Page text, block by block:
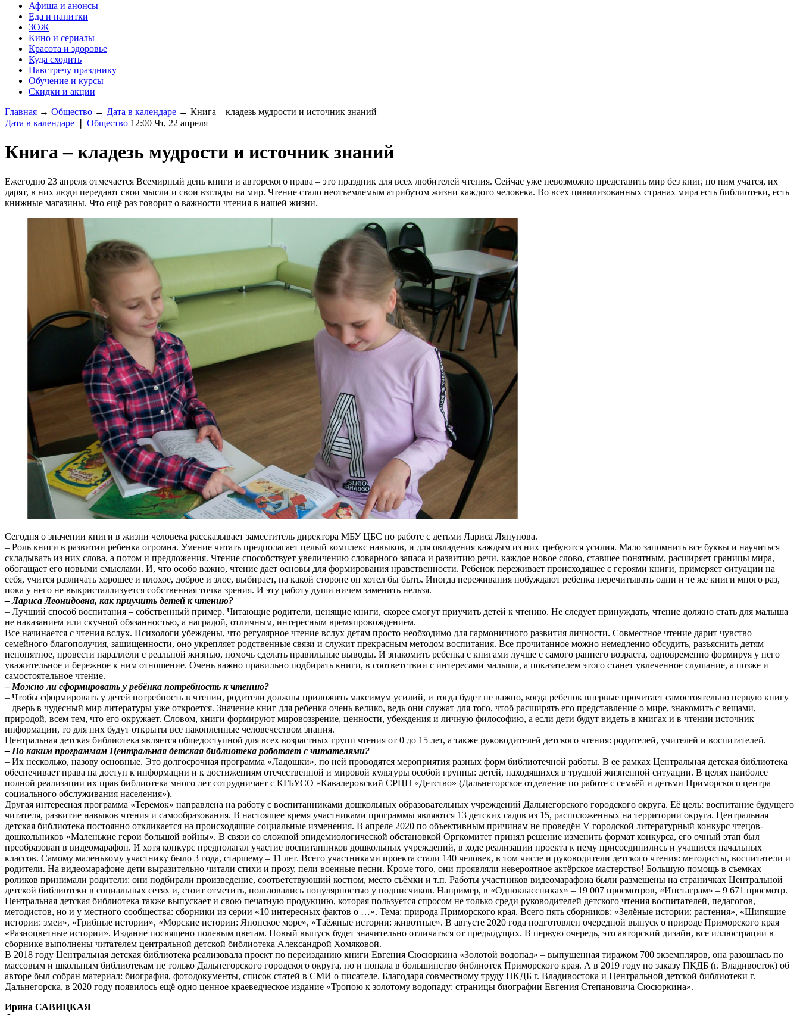
Афиша и анонсы
Еда и напитки
ЗОЖ
Кино и сериалы
Красота и здоровье
Куда сходить
Навстречу празднику
Обучение и курсы
Скидки и акции
Главная → Общество → Дата в календаре → Книга – кладезь мудрости и источник знаний
Дата в календаре
Общество 12:00 Чт, 22 апреля
Книга – кладезь мудрости и источник знаний
Ежегодно 23 апреля отмечается Всемирный день книги и авторского права – это праздник для всех любителей чтения. Сейчас уже невозможно представить мир без книг, по ним учатся, их
дарят, в них люди передают свои мысли и свои взгляды на мир. Чтение стало неотъемлемым атрибутом жизни каждого человека. Во всех цивилизованных странах мира есть библиотеки, есть
книжные магазины. Что ещё раз говорит о важности чтения в нашей жизни.
Сегодня о значении книги в жизни человека рассказывает заместитель директора МБУ ЦБС по работе с детьми Лариса Ляпунова.
– Роль книги в развитии ребенка огромна. Умение читать предполагает целый комплекс навыков, и для овладения каждым из них требуются усилия. Мало запомнить все буквы и научиться
складывать из них слова, а потом и предложения. Чтение способствует увеличению словарного запаса и развитию речи, каждое новое слово, ставшее понятным, расширяет границы мира,
обогащает его новыми смыслами. И, что особо важно, чтение дает основы для формирования нравственности. Ребенок переживает происходящее с героями книги, примеряет ситуации на
себя, учится различать хорошее и плохое, доброе и злое, выбирает, на какой стороне он хотел бы быть. Иногда переживания побуждают ребенка перечитывать одни и те же книги много раз,
пока у него не выкристаллизуется собственная точка зрения. И эту работу души ничем заменить нельзя.
– Лариса Леонидовна, как приучить детей к чтению?
– Лучший способ воспитания – собственный пример. Читающие родители, ценящие книги, скорее смогут приучить детей к чтению. Не следует принуждать, чтение должно стать для малыша
не наказанием или скучной обязанностью, а наградой, отличным, интересным времяпровождением.
Все начинается с чтения вслух. Психологи убеждены, что регулярное чтение вслух детям просто необходимо для гармоничного развития личности. Совместное чтение дарит чувство
семейного благополучия, защищенности, оно укрепляет родственные связи и служит прекрасным методом воспитания. Все прочитанное можно немедленно обсудить, разъяснить детям
непонятное, провести параллели с реальной жизнью, помочь сделать правильные выводы. И знакомить ребенка с книгами лучше с самого раннего возраста, одновременно формируя у него
уважительное и бережное к ним отношение. Очень важно правильно подбирать книги, в соответствии с интересами малыша, а показателем этого станет увлеченное слушание, а позже и
самостоятельное чтение.
– Можно ли сформировать у ребёнка потребность к чтению?
– Чтобы сформировать у детей потребность в чтении, родители должны приложить максимум усилий, и тогда будет не важно, когда ребенок впервые прочитает самостоятельно первую книгу
– дверь в чудесный мир литературы уже откроется. Значение книг для ребенка очень велико, ведь они служат для того, чтоб расширять его представление о мире, знакомить с вещами,
природой, всем тем, что его окружает. Словом, книги формируют мировоззрение, ценности, убеждения и личную философию, а если дети будут видеть в книгах и в чтении источник
информации, то для них будут открыты все накопленные человечеством знания.
Центральная детская библиотека является общедоступной для всех возрастных групп чтения от 0 до 15 лет, а также руководителей детского чтения: родителей, учителей и воспитателей.
– По каким программам Центральная детская библиотека работает с читателями?
– Их несколько, назову основные. Это долгосрочная программа «Ладошки», по ней проводятся мероприятия разных форм библиотечной работы. В ее рамках Центральная детская библиотека
обеспечивает права на доступ к информации и к достижениям отечественной и мировой культуры особой группы: детей, находящихся в трудной жизненной ситуации. В целях наиболее
полной реализации их прав библиотека много лет сотрудничает с КГБУСО «Кавалеровский СРЦН «Детство» (Дальнегорское отделение по работе с семьёй и детьми Приморского центра
социального обслуживания населения»).
Другая интересная программа «Теремок» направлена на работу с воспитанниками дошкольных образовательных учреждений Дальнегорского городского округа. Её цель: воспитание будущего
читателя, развитие навыков чтения и самообразования. В настоящее время участниками программы являются 13 детских садов из 15, расположенных на территории округа. Центральная
детская библиотека постоянно откликается на происходящие социальные изменения. В апреле 2020 по объективным причинам не проведён V городской литературный конкурс чтецов-
дошкольников «Маленькие герои большой войны». В связи со сложной эпидемиологической обстановкой Оргкомитет принял решение изменить формат конкурса, его очный этап был
преобразован в видеомарафон. И хотя конкурс предполагал участие воспитанников дошкольных учреждений, в ходе реализации проекта к нему присоединились и учащиеся начальных
классов. Самому маленькому участнику было 3 года, старшему – 11 лет. Всего участниками проекта стали 140 человек, в том числе и руководители детского чтения: методисты, воспитатели и
родители. На видеомарафоне дети выразительно читали стихи и прозу, пели военные песни. Кроме того, они проявляли невероятное актёрское мастерство! Большую помощь в съемках
роликов принимали родители: они подбирали произведение, соответствующий костюм, место съёмки и т.п. Работы участников видеомарафона были размещены на страничках Центральной
детской библиотеки в социальных сетях и, стоит отметить, пользовались популярностью у подписчиков. Например, в «Одноклассниках» – 19 007 просмотров, «Инстаграм» – 9 671 просмотр.
Центральная детская библиотека также выпускает и свою печатную продукцию, которая пользуется спросом не только среди руководителей детского чтения воспитателей, педагогов,
методистов, но и у местного сообщества: сборники из серии «10 интересных фактов о …». Тема: природа Приморского края. Всего пять сборников: «Зелёные истории: растения», «Шипящие
истории: змеи», «Грибные истории», «Морские истории: Японское море», «Таёжные истории: животные». В августе 2020 года подготовлен очередной выпуск о природе Приморского края
«Разноцветные истории». Издание посвящено полевым цветам. Новый выпуск будет значительно отличаться от предыдущих. В первую очередь, это авторский дизайн, все иллюстрации в
сборнике выполнены читателем центральной детской библиотека Александрой Хомяковой.
В 2018 году Центральная детская библиотека реализовала проект по переизданию книги Евгения Сюсюркина «Золотой водопад» – выпущенная тиражом 700 экземпляров, она разошлась по
массовым и школьным библиотекам не только Дальнегорского городского округа, но и попала в большинство библиотек Приморского края. А в 2019 году по заказу ПКДБ (г. Владивосток) об
авторе был собран материал: биография, фотодокументы, список статей в СМИ о писателе. Благодаря совместному труду ПКДБ г. Владивостока и Центральной детской библиотеки г.
Дальнегорска, в 2020 году появилось ещё одно ценное краеведческое издание «Тропою к золотому водопаду: страницы биографии Евгения Степановича Сюсюркина».
Ирина САВИЦКАЯ